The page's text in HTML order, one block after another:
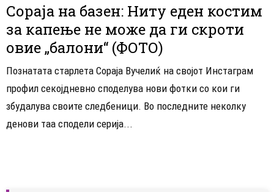
Сораја на базен: Ниту еден костим
за капење не може да ги скроти
овие „балони“ (ФОТО)
Познатата старлета Сораја Вучелиќ на својот Инстаграм
профил секојдневно споделува нови фотки со кои ги
збудалува своите следбеници. Во последните неколку
денови таа сподели серија...